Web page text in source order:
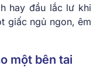
hay đầu lắc lư khi
giấc ngủ ngon, êm
một bên tai